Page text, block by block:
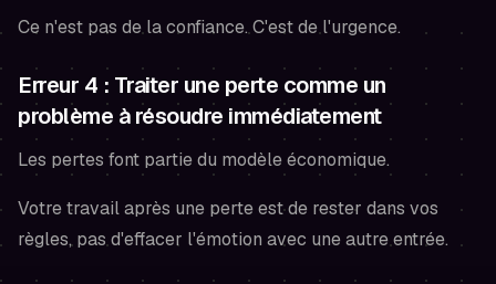
Ce n'est pas de la confiance. C'est de l'urgence.
Erreur 4 : Traiter une perte comme un
problème à résoudre immédiatement
Les pertes font partie du modèle économique.
Votre travail après une perte est de rester dans vos
règles, pas d'effacer l'émotion avec une autre entrée.